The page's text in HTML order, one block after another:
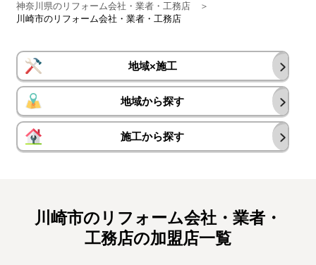
神奈川県のリフォーム会社・業者・工務店
川崎市のリフォーム会社・業者・工務店
地域×施工
地域から探す
施工から探す
川崎市のリフォーム会社・業者・
工務店の加盟店一覧